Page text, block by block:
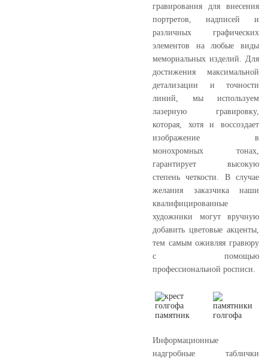
гравирования для внесения
портретов, надписей и
различных графических
элементов на любые виды
мемориальных изделий. Для
достижения максимальной
детализации и точности
линий, мы используем
лазерную гравировку,
которая, хотя и воссоздает
изображение в
монохромных тонах,
гарантирует высокую
степень четкости. В случае
желания заказчика наши
квалифицированные
художники могут вручную
добавить цветовые акценты,
тем самым оживляя гравюру
с помощью
профессиональной росписи.
Информационные
надгробные таблички